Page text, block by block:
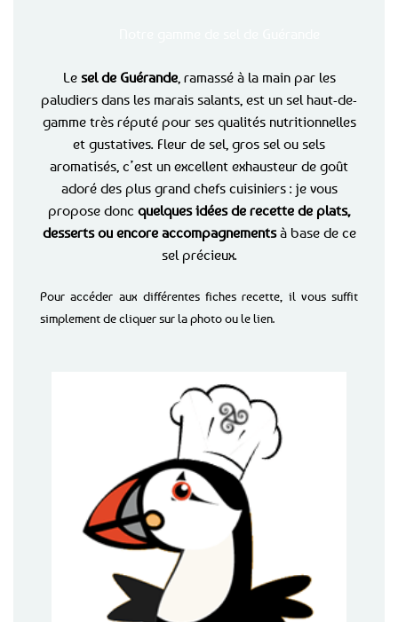
Le sel de Guérande, ramassé à la main par les
paludiers dans les marais salants, est un sel haut-de-
gamme très réputé pour ses qualités nutritionnelles
et gustatives. Fleur de sel, gros sel ou sels
aromatisés, c’est un excellent exhausteur de goût
adoré des plus grand chefs cuisiniers : je vous
propose donc quelques idées de recette de plats,
desserts ou encore accompagnementsà base de ce
sel précieux.
Pour accéder aux différentes fiches recette, il vous suffit
simplement de cliquer sur la photo ou le lien.